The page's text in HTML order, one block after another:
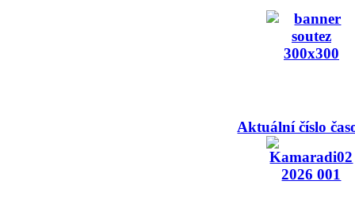
Aktuální číslo